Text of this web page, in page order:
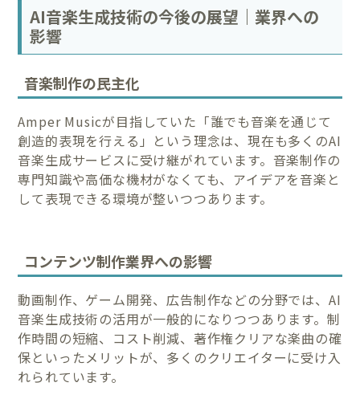
AI音楽生成技術の今後の展望｜業界への
影響
音楽制作の民主化
Amper Musicが目指していた「誰でも音楽を通じて
創造的表現を行える」という理念は、現在も多くのAI
音楽生成サービスに受け継がれています。音楽制作の
専門知識や高価な機材がなくても、アイデアを音楽と
して表現できる環境が整いつつあります。
コンテンツ制作業界への影響
動画制作、ゲーム開発、広告制作などの分野では、AI
音楽生成技術の活用が一般的になりつつあります。制
作時間の短縮、コスト削減、著作権クリアな楽曲の確
保といったメリットが、多くのクリエイターに受け入
れられています。